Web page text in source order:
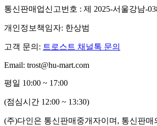
통신판매업신고번호 : 제 2025-서울강남-
개인정보책임자: 한상범
고객 문의: 트로스트 채널톡 문의
Email: trost@hu-mart.com
평일 10:00 ~ 17:00
(점심시간 12:00 ~ 13:30)
(주)다인은 통신판매중개자이며, 통신판매